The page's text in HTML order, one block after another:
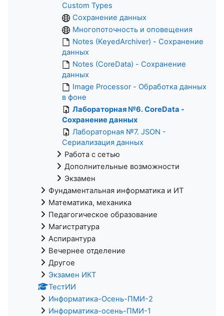
Custom Types
Сохранение данных
Многопоточность и оповещения
Notes (KeyedArchiver) - Сохранение
данных
Notes (CoreData) - Сохранение
данных
Image Processor - Обработка данных
в фоне
Лабораторная №6. CoreData -
Сохранение данных
Лабораторная №7. JSON -
Сериализация данных
Работа с сетью
Дополнительные возможности
Экзамен
Фундаментальная информатика и ИТ
Математика, механика
Педагогическое образование
Магистратура
Аспирантура
Вечернее отделение
Другое
Экзамен ИКТ
ТестИИ
Информатика-Осень-ПМИ-2
Информатика-осень-ПМИ-1